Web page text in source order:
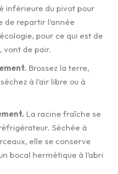
inférieure du pivot pour
repartir l’année
pour ce qui est de
vont de pair.
Brossez la terre,
à l’air libre ou à
La racine fraîche se
Séchée à
elle se conserve
bocal hermétique à l’abri